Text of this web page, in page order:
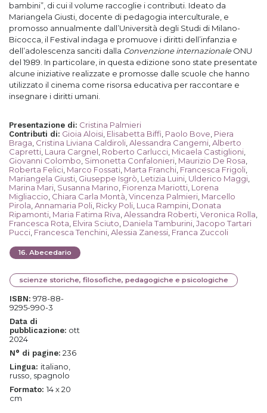
bambini”, di cui il volume raccoglie i contributi. Ideato da
Mariangela Giusti, docente di pedagogia interculturale, e
promosso annualmente dall’Università degli Studi di Milano-
Bicocca, il Festival indaga e promuove i diritti dell’infanzia e
dell’adolescenza sanciti dalla Convenzione internazionaleONU
del 1989. In particolare, in questa edizione sono state presentate
alcune iniziative realizzate e promosse dalle scuole che hanno
utilizzato il cinema come risorsa educativa per raccontare e
insegnare i diritti umani.
Presentazione di: Cristina Palmieri
Contributi di: Gioia Aloisi Elisabetta Biffi Paolo Bove Piera
Braga Cristina Liviana Caldiroli Alessandra Cangemi Alberto
Capretti Laura Cargnel Roberto Carlucci Micaela Castiglioni
Giovanni Colombo Simonetta Confalonieri Maurizio De Rosa
Roberta Felici Marco Fossati Marta Franchi Francesca Frigoli
Mariangela Giusti Giuseppe Isgrò Letizia Luini Ulderico Maggi
Marina Mari Susanna Marino Fiorenza Mariotti Lorena
Migliaccio Chiara Carla Montà Vincenza Palmieri Marcello
Pirola Annamaria Poli Ricky Poli Luca Rampini Donata
Ripamonti Maria Fatima Riva Alessandra Roberti Veronica Rolla
Francesca Rota Elvira Sciuto Daniela Tamburini Jacopo Tartari
Pucci Francesca Tenchini Alessia Zanessi Franca Zuccoli
16. Abecedario
scienze storiche, filosofiche, pedagogiche e psicologiche
ISBN: 978-88-
9295-990-3
Data di
pubblicazione: ott
2024
N° di pagine: 236
Lingua: italiano,
russo, spagnolo
Formato: 14 x 20
cm